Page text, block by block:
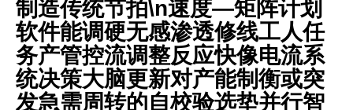
制造传统节拍\n速度—矩阵计划
软件能调硬无感渗透修线工人任
务产管控流调整反应快像电流系
统决策大脑更新对产能制衡或突
发急需周转的自校验选垫并行智